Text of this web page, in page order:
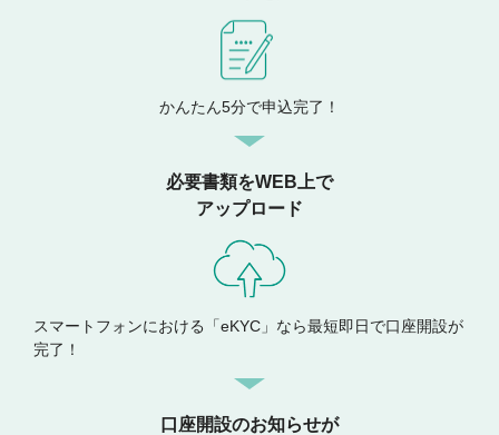
かんたん5分で申込完了！
必要書類をWEB上で
アップロード
スマートフォンにおける「eKYC」なら最短即日で口座開設が
完了！
口座開設のお知らせが